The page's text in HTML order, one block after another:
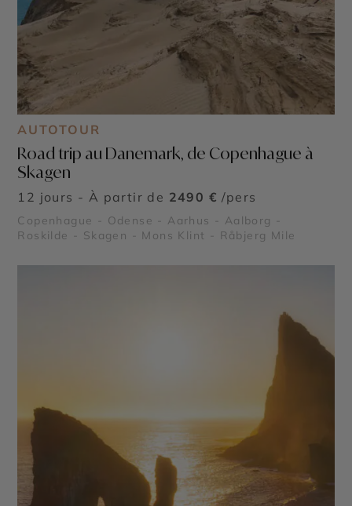
AUTOTOUR
Road trip au Danemark, de Copenhague à
Skagen
12 jours - À partir de 2490 € /pers
Copenhague - Odense - Aarhus - Aalborg -
Roskilde - Skagen - Mons Klint - Råbjerg Mile